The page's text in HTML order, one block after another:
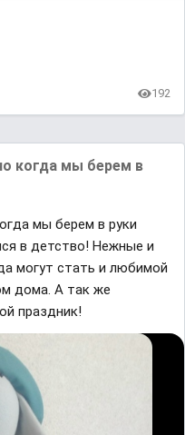
192
когда мы берем в
мы берем в руки
в детство! Нежные и
могут стать и любимой
дома. А так же
праздник!